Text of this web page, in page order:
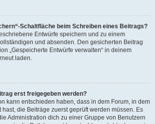
Schaltfläche beim Schreiben eines Beitrags?
Entwürfe speichern und zu einem
und absenden. Den gesicherten Beitrag
„Gespeicherte Entwürfe verwalten“ in deinem
laden.
erst freigegeben werden?
kann entschieden haben, dass in dem Forum, in dem
die Beiträge zuerst geprüft werden müssen. Es
Administration dich zu einer Gruppe von Benutzern